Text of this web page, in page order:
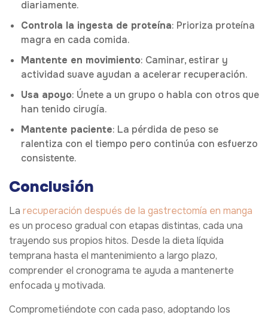
diariamente.
Controla la ingesta de proteína: Prioriza proteína
magra en cada comida.
Mantente en movimiento: Caminar, estirar y
actividad suave ayudan a acelerar recuperación.
Usa apoyo: Únete a un grupo o habla con otros que
han tenido cirugía.
Mantente paciente: La pérdida de peso se
ralentiza con el tiempo pero continúa con esfuerzo
consistente.
Conclusión
La recuperación después de la gastrectomía en manga
es un proceso gradual con etapas distintas, cada una
trayendo sus propios hitos. Desde la dieta líquida
temprana hasta el mantenimiento a largo plazo,
comprender el cronograma te ayuda a mantenerte
enfocada y motivada.
Comprometiéndote con cada paso, adoptando los